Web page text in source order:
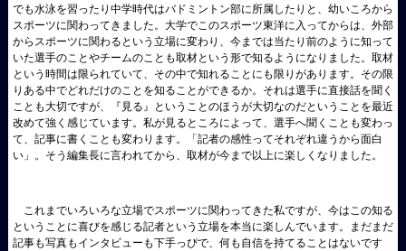
でも水泳を習ったり中学時代はバドミントン部に所属したりと、幼いころから
スポーツに関わってきました。大学でこのスポーツ東洋に入ってからは、外部
からスポーツに関わるという立場に変わり、今までは当たり前のように知って
いた選手のことやチームのことも取材という形で知るようになりました。取材
という時間は限られていて、その中で知れることにも限りがあります。その限
りある中でどれだけのことを知ることができるか。それは選手に直接話を聞く
ことも大切ですが、『見る』ということのほうが大切なのだということを最近
改めて強く感じています。私が見るところによって、選手へ聞くことも変わっ
て、記事に書くことも変わります。「記者の感性ってそれぞれ違うから面白
い」。そう編集長に言われてから、取材が今まで以上に楽しくなりました。
これまでいろいろな立場でスポーツに関わってきた私ですが、今はこの知る
ということに喜びを感じる記者という立場を本当に楽しんでいます。まだまだ
記事も写真もインタビューも下手っぴで、何も自信を持てることはないです